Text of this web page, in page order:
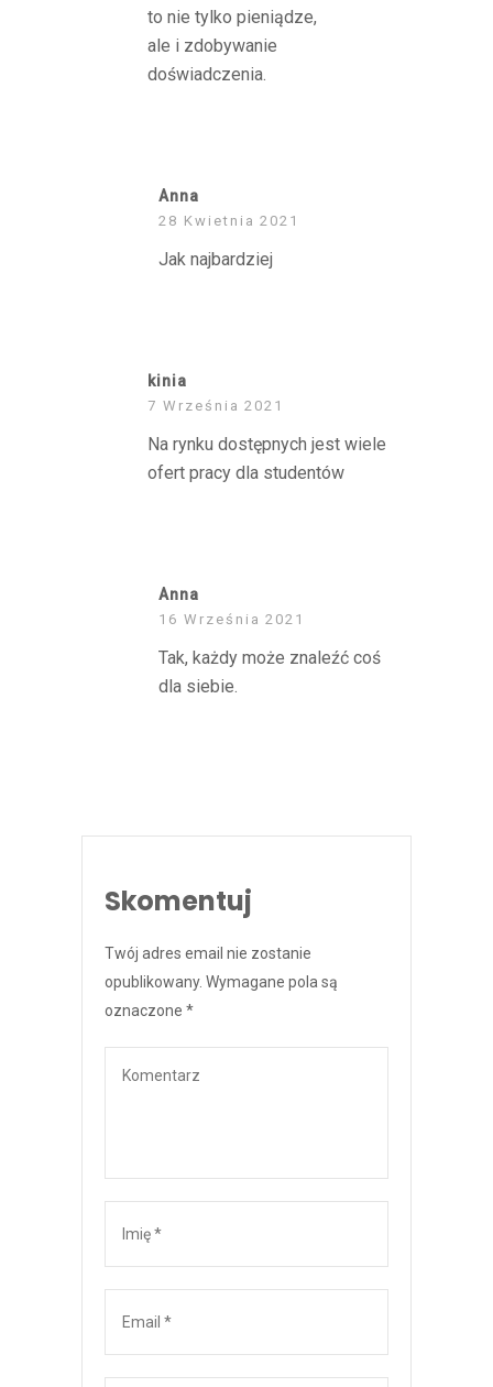
to nie tylko pieniądze,
ale i zdobywanie
doświadczenia.
Anna
28 Kwietnia 2021
Jak najbardziej
kinia
7 Września 2021
Na rynku dostępnych jest wiele
ofert pracy dla studentów
Anna
16 Września 2021
Tak, każdy może znaleźć coś
dla siebie.
Skomentuj
Twój adres email nie zostanie
opublikowany. Wymagane pola są
oznaczone *